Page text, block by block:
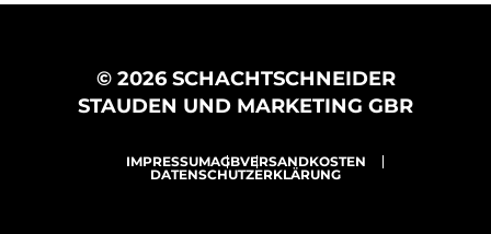
© 2026 SCHACHTSCHNEIDER
STAUDEN UND MARKETING GBR
IMPRESSUMAGBVERSANDKOSTEN
DATENSCHUTZERKLÄRUNG